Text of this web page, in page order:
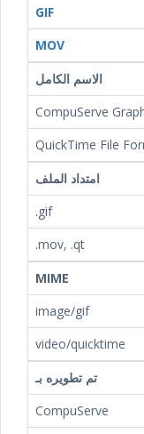
GIF
MOV
الاسم الكامل
CompuServe
QuickTime File
امتداد الملف
.gif
.mov, .qt
MIME
image/gif
video/quicktime
تم تطويره بـ
CompuServe